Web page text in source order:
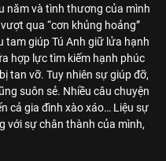
năm và tình thương của mình
qua “cơn khủng hoảng”
tam giúp Tú Anh giữ lửa hạnh
hợp lực tìm kiếm hạnh phúc
tan vỡ. Tuy nhiên sự giúp đỡ,
suôn sẻ. Nhiều câu chuyện
cả gia đình xào xáo… Liệu sự
với sự chân thành của mình,